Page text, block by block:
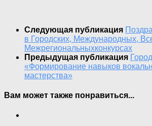
Следующая публикация
в Городских, Международных,
Межрегиональныхконкурсах
Предыдущая публикация
«Формирование навыков
мастерства»
Вам может также понравиться...